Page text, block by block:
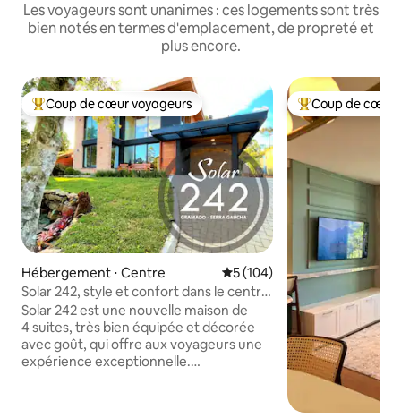
Les voyageurs sont unanimes : ces logements sont très
bien notés en termes d'emplacement, de propreté et
plus encore.
Coups de cœur voyageurs les plus appréciés
Coup de cœur voyageurs
Hébergement ⋅ Centre Évaluation moyenne sur la
5 (104)
Solar 242, style et confort dans le centre
de Gramado !
Solar 242 est une nouvelle maison de
4 suites, très bien équipée et décorée
avec goût, qui offre aux voyageurs une
expérience exceptionnelle.
Coups de cœur
Coup de cœur